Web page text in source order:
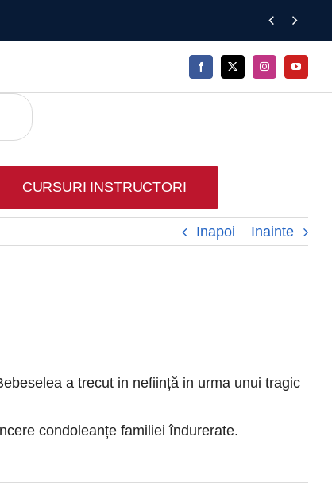
 
CURSURI INSTRUCTORI
Inapoi Inainte
a trecut in neființă in urma unui tragic
condoleanțe familiei îndurerate.